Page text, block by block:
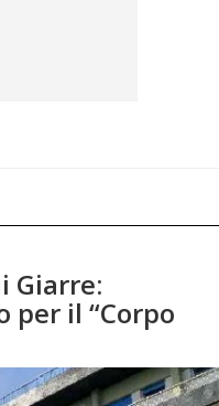
Giarre:
per il “Corpo